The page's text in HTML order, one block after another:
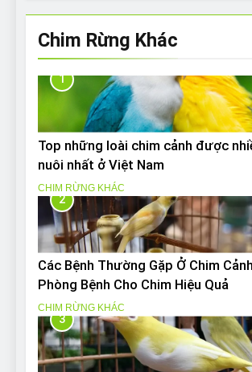
Chim Rừng Khác
1
Top những loài chim cảnh được
nuôi nhất ở Việt Nam
CHIM RỪNG KHÁC
2
Các Bệnh Thường Gặp Ở Chim
Phòng Bệnh Cho Chim Hiệu Quả
CHIM RỪNG KHÁC
3